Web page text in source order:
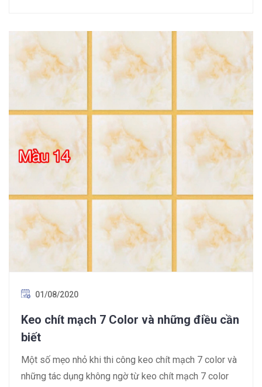
01/08/2020
Keo chít mạch 7 Color và những điều cần
biết
Một số mẹo nhỏ khi thi công keo chít mạch 7 color và
những tác dụng không ngờ từ keo chít mạch 7 color